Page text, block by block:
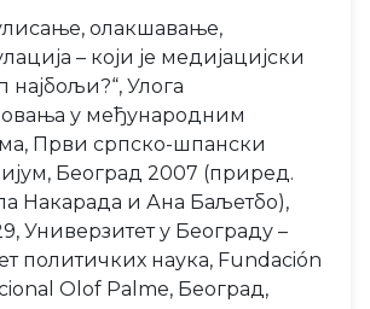
олакшавање,
– који је медијацијски
најбољи?“, Улога
у међународним
Први српско-шпански
Београд 2007 (приред.
Накарада и Ана Баљетбо),
Универзитет у Београду –
политичких наука, Fundación
Olof Palme, Београд,